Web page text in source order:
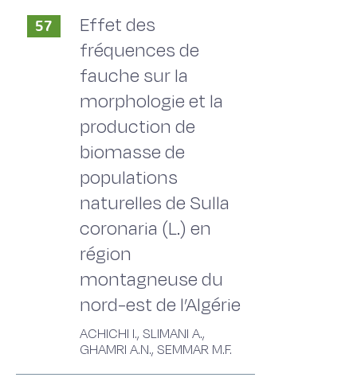
57
Effet des
fréquences de
fauche sur la
morphologie et la
production de
biomasse de
populations
naturelles de Sulla
coronaria (L.) en
région
montagneuse du
nord-est de l’Algérie
ACHICHI I., SLIMANI A.,
GHAMRI A.N., SEMMAR M.F.